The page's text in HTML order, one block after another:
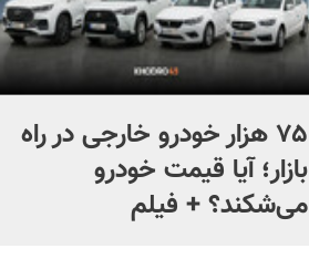
۷۵ هزار خودرو خارجی در راه
بازار؛ آیا قیمت خودرو
می‌شکند؟ + فیلم